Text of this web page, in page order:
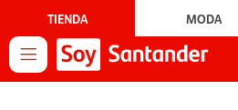
TIENDA MODA
